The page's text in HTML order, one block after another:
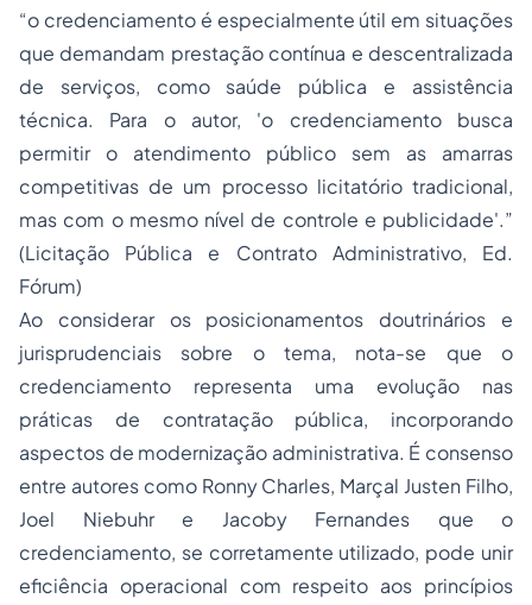
“o credenciamento é especialmente útil em situações
que demandam prestação contínua e descentralizada
de serviços, como saúde pública e assistência
técnica. Para o autor, 'o credenciamento busca
permitir o atendimento público sem as amarras
competitivas de um processo licitatório tradicional,
mas com o mesmo nível de controle e publicidade'.”
(Licitação Pública e Contrato Administrativo, Ed.
Fórum)
Ao considerar os posicionamentos doutrinários e
jurisprudenciais sobre o tema, nota-se que o
credenciamento representa uma evolução nas
práticas de contratação pública, incorporando
aspectos de modernização administrativa. É consenso
entre autores como Ronny Charles, Marçal Justen Filho,
Joel Niebuhr e Jacoby Fernandes que o
credenciamento, se corretamente utilizado, pode unir
eficiência operacional com respeito aos princípios